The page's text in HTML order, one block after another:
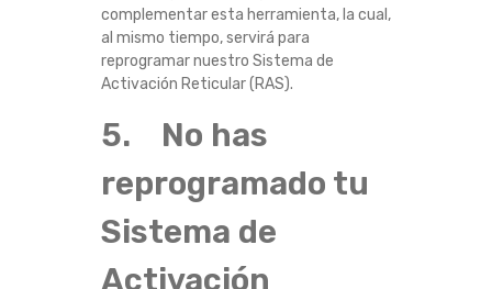
complementar esta herramienta, la cual,
al mismo tiempo, servirá para
reprogramar nuestro Sistema de
Activación Reticular (RAS).
5. No has
reprogramado tu
Sistema de
Activación